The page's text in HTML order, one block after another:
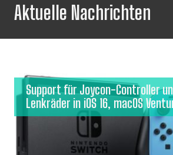
Aktuelle Nachrichten
Support für Joycon-Controller
Lenkräder in iOS 16, macOS